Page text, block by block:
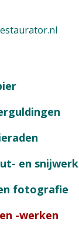
en snijwerk
fotografie
-werken